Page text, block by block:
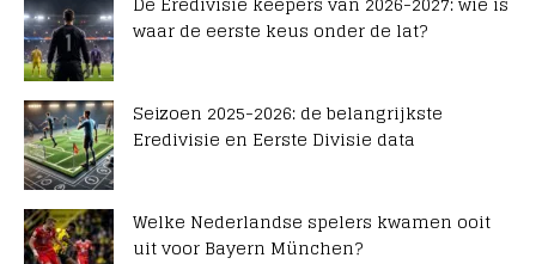
waar de eerste keus onder de lat?
Seizoen 2025-2026: de belangrijkste
Eredivisie en Eerste Divisie data
Welke Nederlandse spelers kwamen ooit
uit voor Bayern München?